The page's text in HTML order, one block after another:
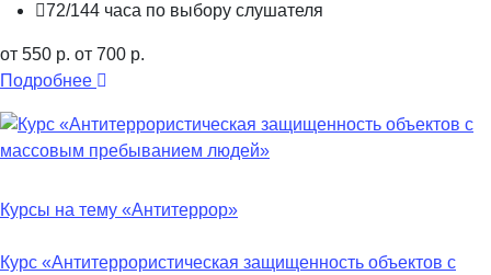
72/144 часа по выбору слушателя
от 550 р. от 700 р.
Подробнее
Курсы на тему «Антитеррор»
Курс «Антитеррористическая защищенность объектов с